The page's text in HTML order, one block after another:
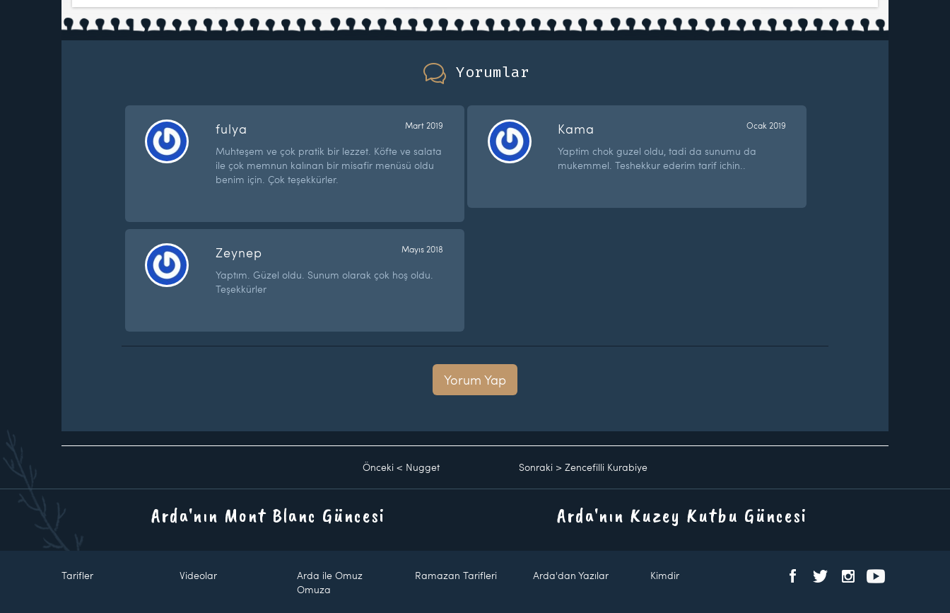
Yorumlar
fulya Mart 2019
Muhteşem ve çok pratik bir lezzet. Köfte ve salata
ile çok memnun kalınan bir misafir menüsü oldu
benim için. Çok teşekkürler.
Kama Ocak 2019
Yaptim chok guzel oldu, tadi da sunumu da
mukemmel. Teshekkur ederim tarif ichin..
Zeynep Mayıs 2018
Yaptım. Güzel oldu. Sunum olarak çok hoş oldu.
Teşekkürler
Yorum Yap
Önceki < Nugget Sonraki > Zencefilli Kurabiye
Arda'nın Mont Blanc Güncesi Arda'nın Kuzey Kutbu Güncesi
Tarifler Videolar
Arda ile Omuz
Omuza
Ramazan Tarifleri Arda'dan Yazılar Kimdir